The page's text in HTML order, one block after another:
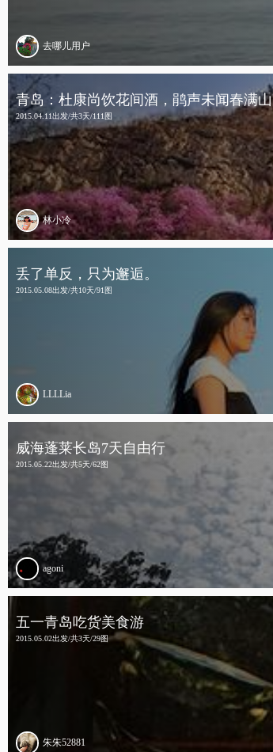
去哪儿用户
青岛：杜康尚饮花间酒，鹃声未闻春满山
2015.04.11出发/共3天/111图
林小冷
丢了单反，只为邂逅。
2015.05.08出发/共10天/91图
LLLLia
威海蓬莱长岛7天自由行
2015.05.22出发/共5天/62图
agoni
五一青岛吃货美食游
2015.05.02出发/共3天/29图
朱朱52881